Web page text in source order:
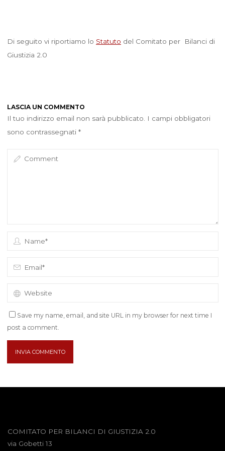
Di seguito vi riportiamo lo Statuto del Comitato per Bilanci di
Giustizia 2.0
LASCIA UN COMMENTO
Il tuo indirizzo email non sarà pubblicato.
I campi obbligatori
sono contrassegnati *
Save my name, email, and site URL in my browser for next time I
post a comment.
COMITATO PER BILANCI DI GIUSTIZIA 2.0
via Gobetti 13